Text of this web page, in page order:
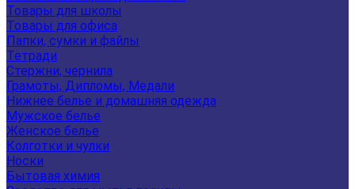
Товары для школы
Товары для офиса
Папки, сумки и файлы
Тетради
Стержни, чернила
Грамоты, Дипломы, Медали
Нижнее белье и домашняя одежда
Мужское белье
Женское белье
Колготки и чулки
Носки
Бытовая химия